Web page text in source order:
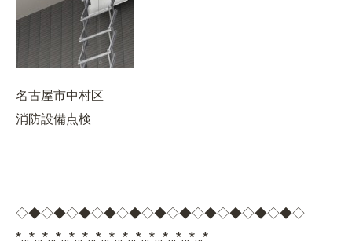
名古屋市中村区
消防設備点検
◇◆◇◆◇◆◇◆◇◆◇◆◇◆◇◆◇◆◇◆◇◆◇
*…*…*…*…*…*…*…*…*…*…*…*…*…*…*